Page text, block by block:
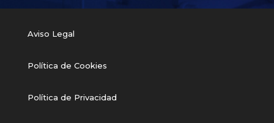
Aviso Legal
Política de Cookies
Política de Privacidad